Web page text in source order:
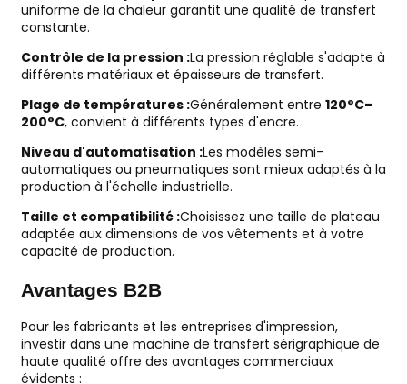
uniforme de la chaleur garantit une qualité de transfert
constante.
Contrôle de la pression :La pression réglable s'adapte à
différents matériaux et épaisseurs de transfert.
Plage de températures :Généralement entre 120°C–
200°C, convient à différents types d'encre.
Niveau d'automatisation :Les modèles semi-
automatiques ou pneumatiques sont mieux adaptés à la
production à l'échelle industrielle.
Taille et compatibilité :Choisissez une taille de plateau
adaptée aux dimensions de vos vêtements et à votre
capacité de production.
Avantages B2B
Pour les fabricants et les entreprises d'impression,
investir dans une machine de transfert sérigraphique de
haute qualité offre des avantages commerciaux
évidents :